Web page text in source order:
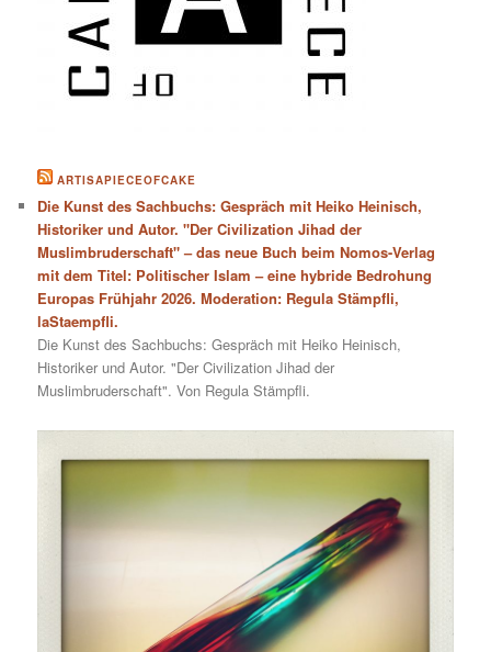
ARTISAPIECEOFCAKE
Die Kunst des Sachbuchs: Gespräch mit Heiko Heinisch,
Historiker und Autor. "Der Civilization Jihad der
Muslimbruderschaft" – das neue Buch beim Nomos-Verlag
mit dem Titel: Politischer Islam – eine hybride Bedrohung
Europas Frühjahr 2026. Moderation: Regula Stämpfli,
laStaempfli.
Die Kunst des Sachbuchs: Gespräch mit Heiko Heinisch,
Historiker und Autor. "Der Civilization Jihad der
Muslimbruderschaft". Von Regula Stämpfli.